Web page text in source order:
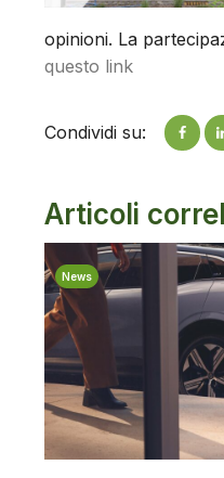
opinioni. La
questo link
Condividi su:
Articoli
News